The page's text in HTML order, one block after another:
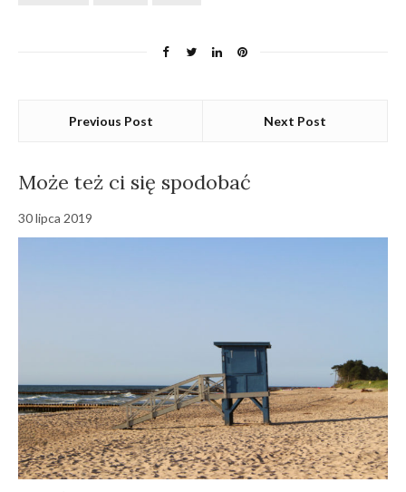
Previous Post Next Post
Może też ci się spodobać
30 lipca 2019